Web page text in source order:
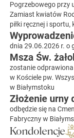
Pogrzebowego przy
Zamiast kwiatów
piłki ręcznej i sportu,
dnia 29.06.2026 r. o
Msza Św.
zostanie
w Kościele pw.
w Białymstoku
Złożenie urny
odbędzie się na
Fabryczny w
Kondolencje